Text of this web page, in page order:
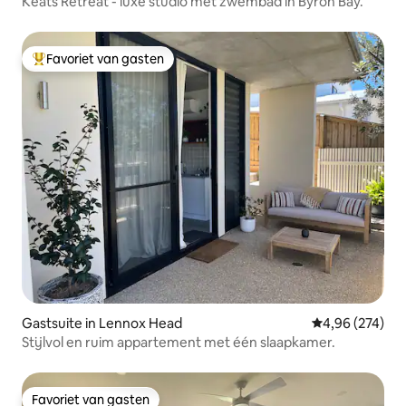
Topfavoriet van gasten
Favoriet van gasten
Gastsuite in Lennox Head Gemiddelde
4,96 (274)
Stijlvol en ruim appartement met één slaapkamer.
Favoriet van gasten